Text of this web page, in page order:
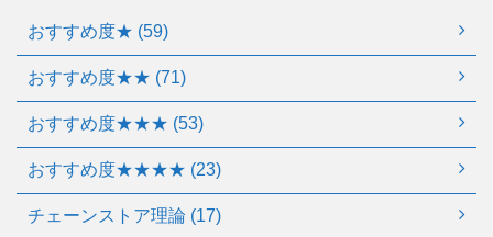
おすすめ度★ (59)
おすすめ度★★ (71)
おすすめ度★★★ (53)
おすすめ度★★★★ (23)
チェーンストア理論 (17)